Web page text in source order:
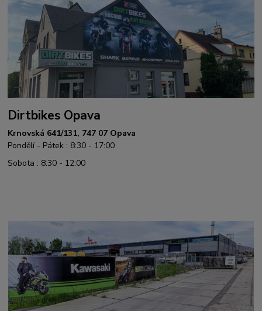
Dirtbikes Opava
Krnovská 641/131, 747 07 Opava
Pondělí - Pátek : 8:30 - 17:00
Sobota : 8:30 - 12:00